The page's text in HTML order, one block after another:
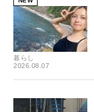
暮らし
2026.08.07